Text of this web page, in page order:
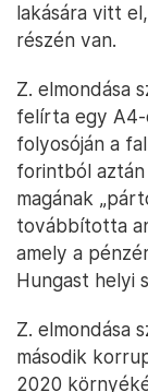
lakására vitt
részén van.
Z. elmondása
felírta egy A4-
folyosóján a
forintból
magának
továbbította
amely a
Hungast helyi
Z. elmondása
második
2020